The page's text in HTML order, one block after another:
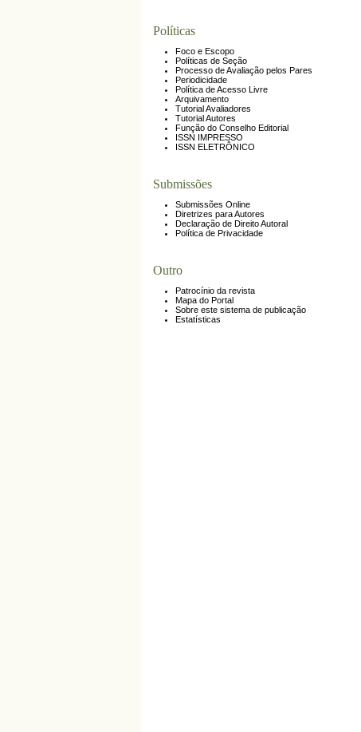
Políticas
Foco e Escopo
Políticas de Seção
Processo de Avaliação pelos Pares
Periodicidade
Política de Acesso Livre
Arquivamento
Tutorial Avaliadores
Tutorial Autores
Função do Conselho Editorial
ISSN IMPRESSO
ISSN ELETRÔNICO
Submissões
Submissões Online
Diretrizes para Autores
Declaração de Direito Autoral
Política de Privacidade
Outro
Patrocínio da revista
Mapa do Portal
Sobre este sistema de publicação
Estatísticas